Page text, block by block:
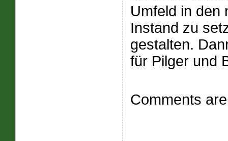
Umfeld in den
Instand zu
gestalten.
für Pilger und
Comments